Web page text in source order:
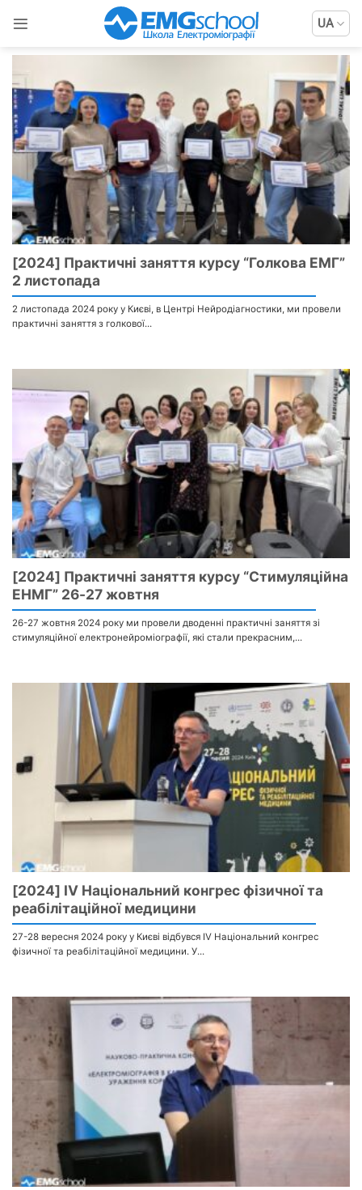
UA
[2024] Практичні заняття курсу “Голкова ЕМГ”
2 листопада
2 листопада 2024 року у Києві, в Центрі Нейродіагностики, ми провели
практичні заняття з голкової...
[2024] Практичні заняття курсу “Стимуляційна
ЕНМГ” 26-27 жовтня
26-27 жовтня 2024 року ми провели дводенні практичні заняття зі
стимуляційної електронейроміографії, які стали прекрасним,...
[2024] IV Національний конгрес фізичної та
реабілітаційної медицини
27-28 вересня 2024 року у Києві відбувся IV Національний конгрес
фізичної та реабілітаційної медицини. У...